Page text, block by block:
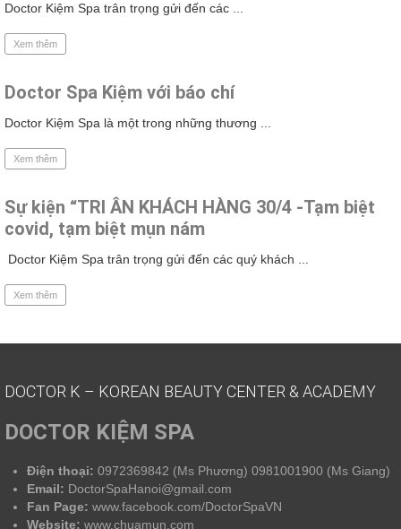
Doctor Kiệm Spa trân trọng gửi đến các ...
Xem thêm
Doctor Spa Kiệm với báo chí
Doctor Kiệm Spa là một trong những thương ...
Xem thêm
Sự kiện “TRI ÂN KHÁCH HÀNG 30/4 -Tạm biệt
covid, tạm biệt mụn nám
Doctor Kiệm Spa trân trọng gửi đến các quý khách ...
Xem thêm
DOCTOR K – KOREAN BEAUTY CENTER & ACADEMY
DOCTOR KIỆM SPA
Điện thoại: 0972369842 (Ms Phương) 0981001900 (Ms Giang)
Email: DoctorSpaHanoi@gmail.com
Fan Page: www.facebook.com/DoctorSpaVN
Website: www.chuamun.com